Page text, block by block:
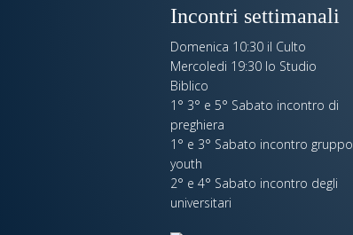
Incontri settimanali
Domenica 10:30 il Culto
Mercoledi 19:30 lo Studio
Biblico
1° 3° e 5° Sabato incontro di
preghiera
1° e 3° Sabato incontro gruppo
youth
2° e 4° Sabato incontro degli
universitari